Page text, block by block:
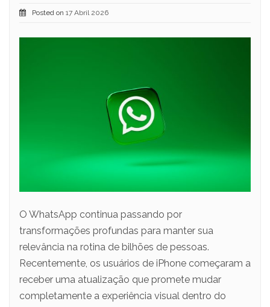
Posted on 17 Abril 2026
O WhatsApp continua passando por
transformações profundas para manter sua
relevância na rotina de bilhões de pessoas.
Recentemente, os usuários de iPhone começaram a
receber uma atualização que promete mudar
completamente a experiência visual dentro do